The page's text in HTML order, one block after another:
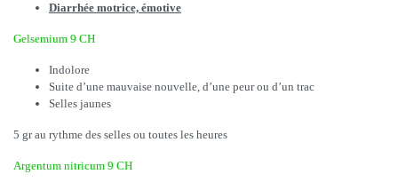
Diarrhée motrice, émotive
Gelsemium 9 CH
Indolore
Suite d’une mauvaise nouvelle, d’une peur ou d’un trac
Selles jaunes
5 gr au rythme des selles ou toutes les heures
Argentum nitricum 9 CH